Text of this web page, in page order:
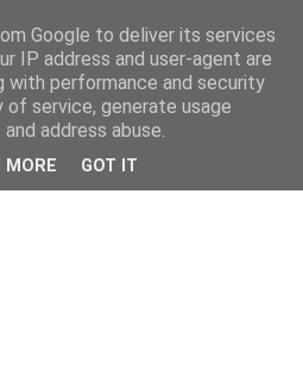
Google to deliver its services
IP address and user-agent are
with performance and security
service, generate usage
address abuse.
MORE GOT IT